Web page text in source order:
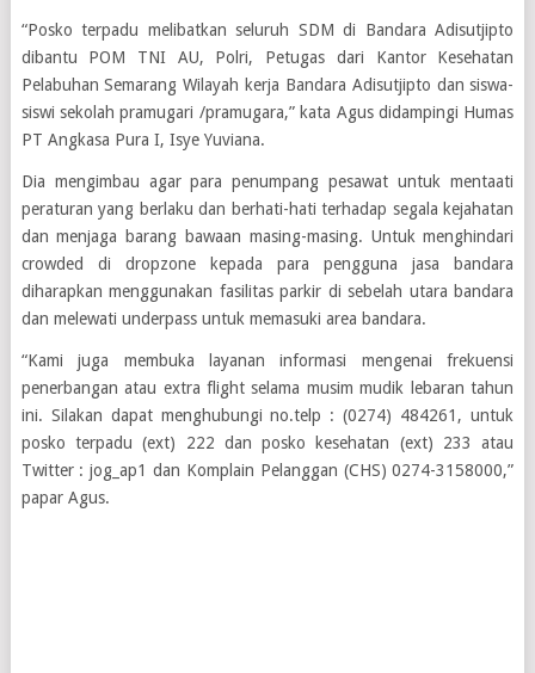
“Posko terpadu melibatkan seluruh SDM di Bandara Adisutjipto
dibantu POM TNI AU, Polri, Petugas dari Kantor Kesehatan
Pelabuhan Semarang Wilayah kerja Bandara Adisutjipto dan siswa-
siswi sekolah pramugari /pramugara,” kata Agus didampingi Humas
PT Angkasa Pura I, Isye Yuviana.
Dia mengimbau agar para penumpang pesawat untuk mentaati
peraturan yang berlaku dan berhati-hati terhadap segala kejahatan
dan menjaga barang bawaan masing-masing. Untuk menghindari
crowded di dropzone kepada para pengguna jasa bandara
diharapkan menggunakan fasilitas parkir di sebelah utara bandara
dan melewati underpass untuk memasuki area bandara.
“Kami juga membuka layanan informasi mengenai frekuensi
penerbangan atau extra flight selama musim mudik lebaran tahun
ini. Silakan dapat menghubungi no.telp : (0274) 484261, untuk
posko terpadu (ext) 222 dan posko kesehatan (ext) 233 atau
Twitter : jog_ap1 dan Komplain Pelanggan (CHS) 0274-3158000,”
papar Agus.